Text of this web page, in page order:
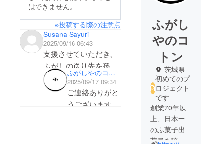
はできません。
※投稿する際の注意点
Susana Sayuri
2025/09/16 06:43
支援させていただき、
ふがしの送り先を孫の
通う保育園を指定する
ことは可能でしょう
ふがしやのコトン
2025/09/17 09:34
ご連絡ありがと
うございます。
ふがし
やのコ
トン
茨城県
初めてのプ
ロジェクト
です
創業70年以
上、日本一
のふ菓子出
荷量を誇る